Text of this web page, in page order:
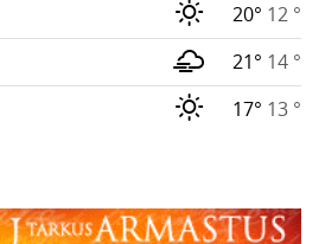
20° 12 °
21° 14 °
17° 13 °